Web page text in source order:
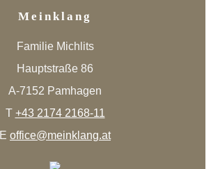
Meinklang
Familie Michlits
Hauptstraße 86
A-7152 Pamhagen
T +43 2174 2168-11
E office@meinklang.at